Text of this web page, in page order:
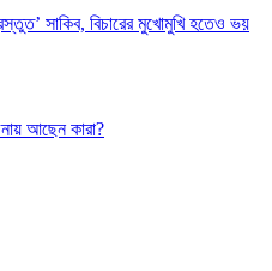
সাকিব, বিচারের মুখোমুখি হতেও ভয়
আছেন কারা?